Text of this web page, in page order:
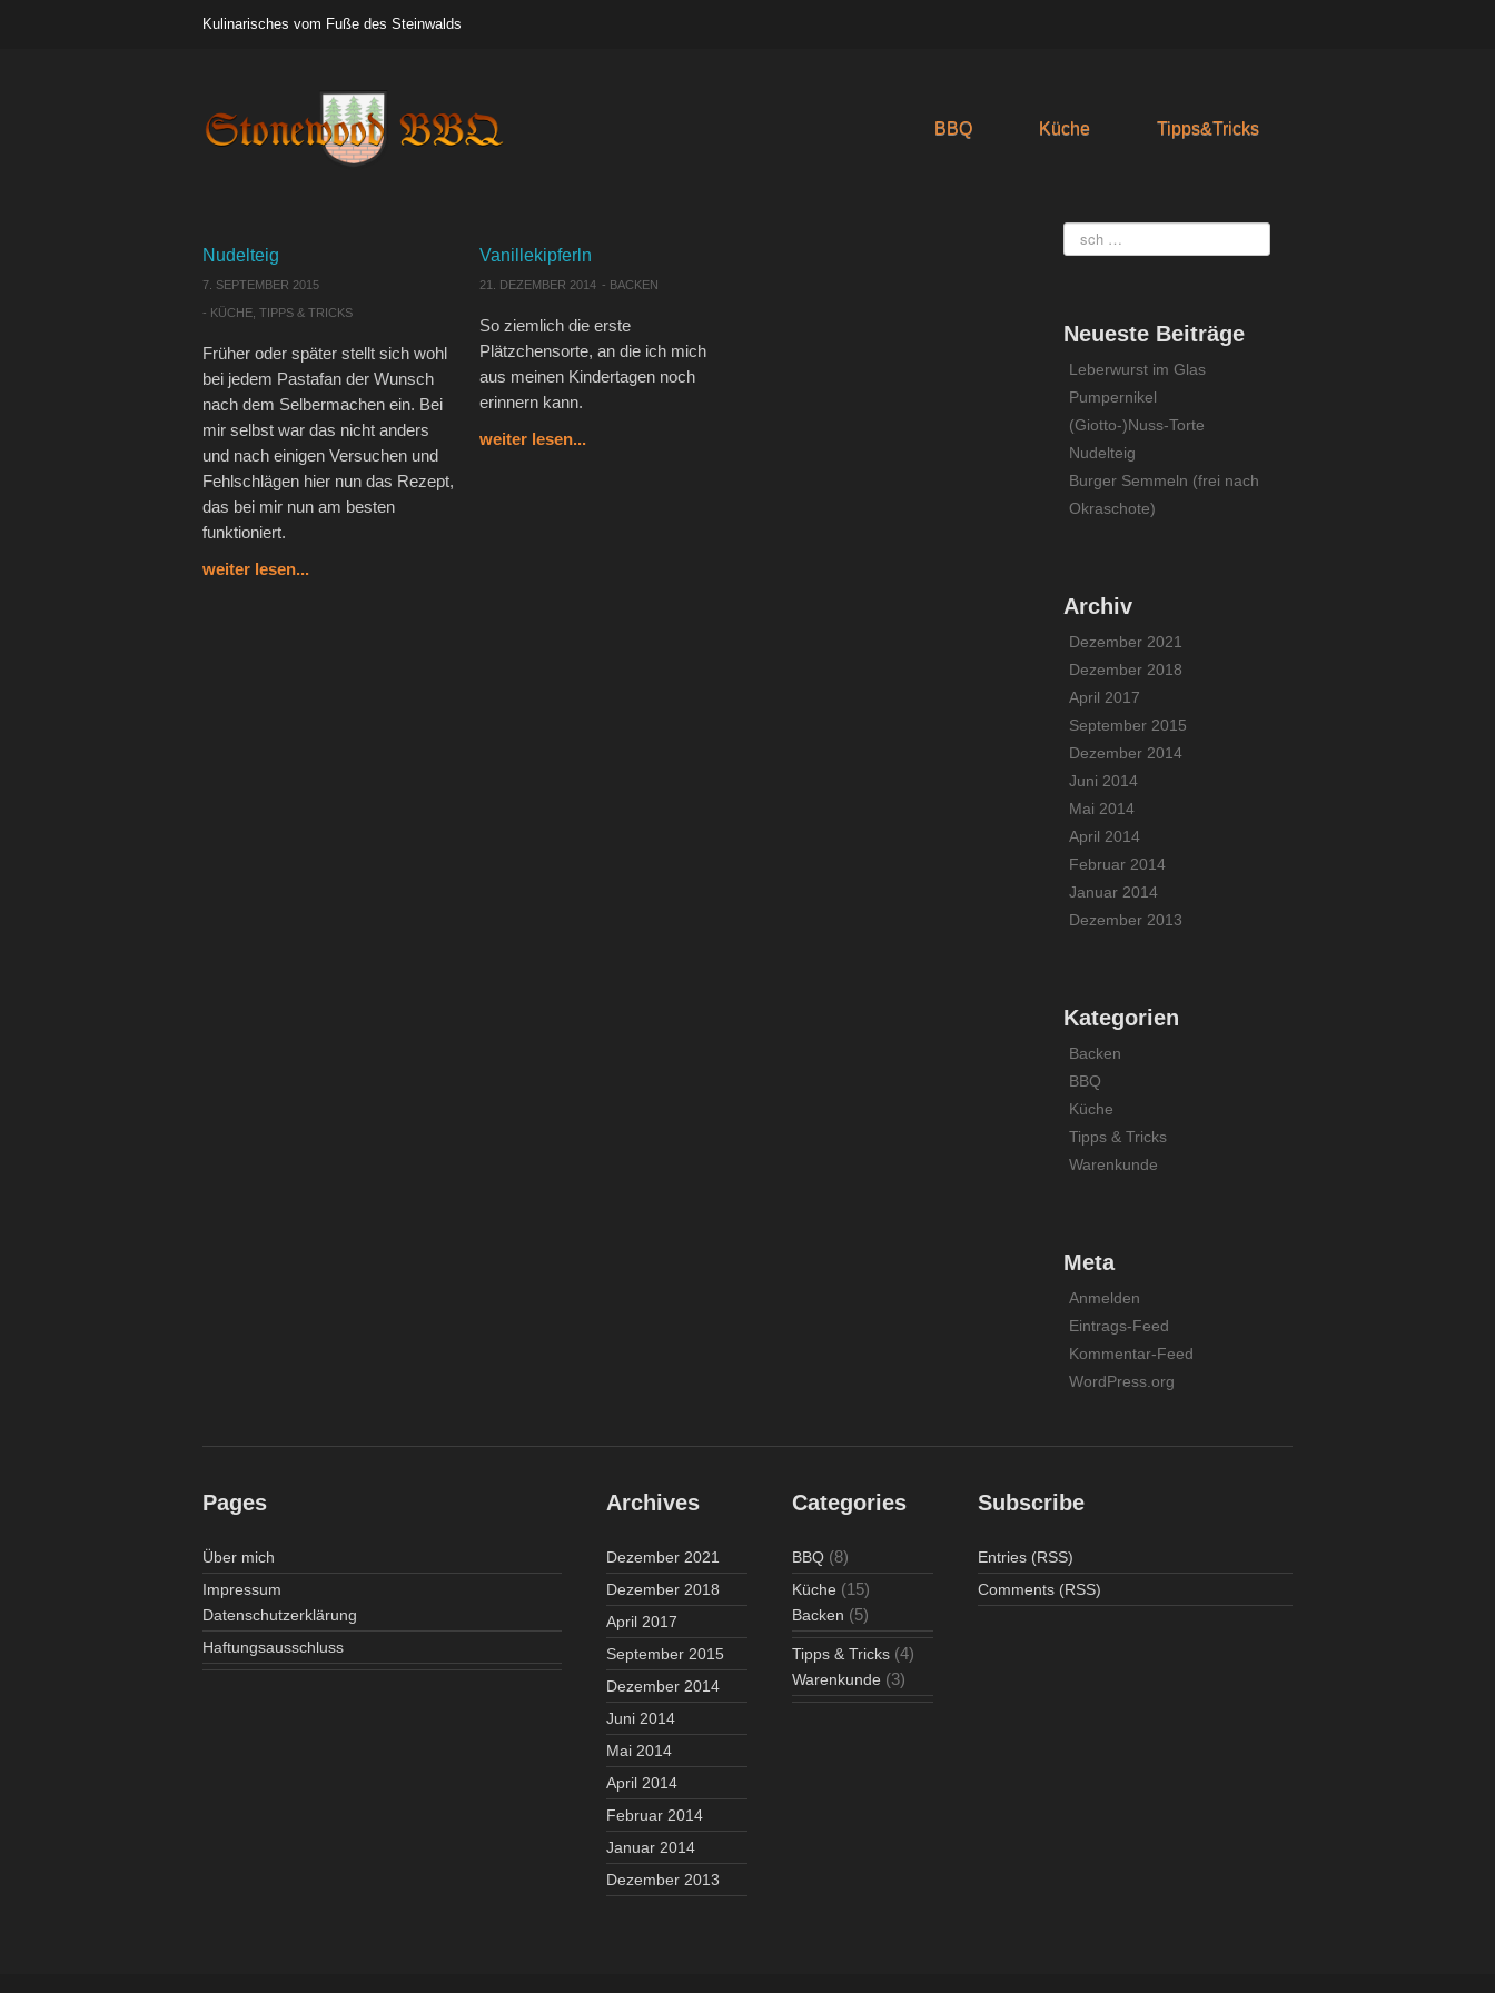
Kulinarisches vom Fuße des Steinwalds
BBQ Küche Tipps&Tricks
Nudelteig
7. SEPTEMBER 2015
- KÜCHE TIPPS & TRICKS
Früher oder später stellt sich wohl
bei jedem Pastafan der Wunsch
nach dem Selbermachen ein. Bei
mir selbst war das nicht anders
und nach einigen Versuchen und
Fehlschlägen hier nun das Rezept,
das bei mir nun am besten
funktioniert.
weiter lesen...
Vanillekipferln
21. DEZEMBER 2014 - BACKEN
So ziemlich die erste
Plätzchensorte, an die ich mich
aus meinen Kindertagen noch
erinnern kann.
weiter lesen...
Neueste Beiträge
Leberwurst im Glas
Pumpernikel
(Giotto-)Nuss-Torte
Nudelteig
Burger Semmeln (frei nach
Okraschote)
Archiv
Dezember 2021
Dezember 2018
April 2017
September 2015
Dezember 2014
Juni 2014
Mai 2014
April 2014
Februar 2014
Januar 2014
Dezember 2013
Kategorien
Backen
BBQ
Küche
Tipps & Tricks
Warenkunde
Meta
Anmelden
Eintrags-Feed
Kommentar-Feed
WordPress.org
Pages
Über mich
Impressum
Datenschutzerklärung
Haftungsausschluss
Archives
Dezember 2021
Dezember 2018
April 2017
September 2015
Dezember 2014
Juni 2014
Mai 2014
April 2014
Februar 2014
Januar 2014
Dezember 2013
Categories
BBQ(8)
Küche (15)
Backen (5)
Tipps & Tricks(4)
Warenkunde (3)
Subscribe
Entries (RSS)
Comments (RSS)